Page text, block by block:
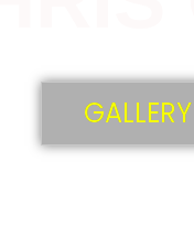
GALLERY